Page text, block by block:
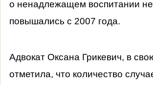
о ненадлежащем воспитании не
повышались с 2007 года.
Адвокат Оксана Грикевич, в
отметила, что количество